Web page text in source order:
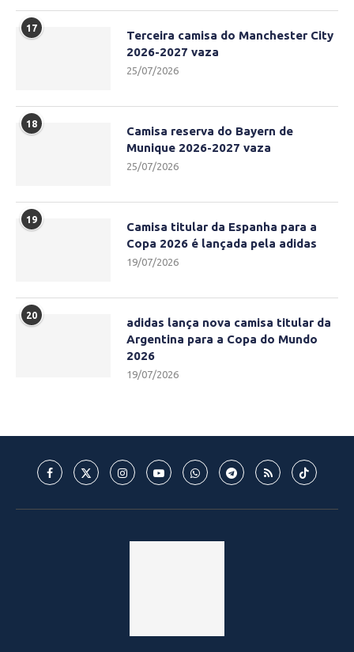
17
Terceira camisa do Manchester City
2026-2027 vaza
25/07/2026
18
Camisa reserva do Bayern de
Munique 2026-2027 vaza
25/07/2026
19
Camisa titular da Espanha para a
Copa 2026 é lançada pela adidas
19/07/2026
20
adidas lança nova camisa titular da
Argentina para a Copa do Mundo
2026
19/07/2026